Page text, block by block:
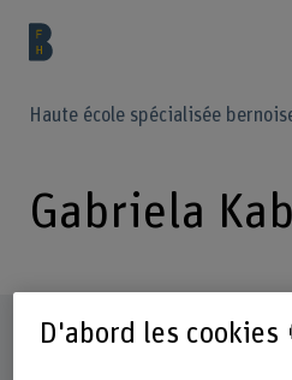
Haute école spécialisée
Gabriela
Profil
D'abord les cookies